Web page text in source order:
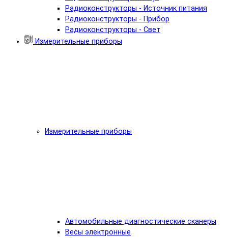
Радиоконструкторы - Источник питания
Радиоконструкторы - Прибор
Радиоконструкторы - Свет
Измерительные приборы
Измерительные приборы
Автомобильные диагностические сканеры
Весы электронные